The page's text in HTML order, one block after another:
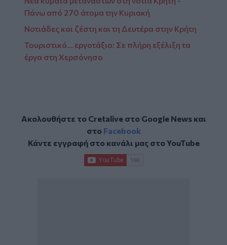
Πάνω από 270 άτομα την Κυριακή
Νοτιάδες και ζέστη και τη Δευτέρα στην Κρήτη
Τουριστικό... εργοτάξιο: Σε πλήρη εξέλιξη τα
έργα στη Χερσόνησο
Ακολουθήστε το Cretalive στο Google Newsκαι
στο Facebook
Κάντε εγγραφή στο κανάλι μας στοYouTube